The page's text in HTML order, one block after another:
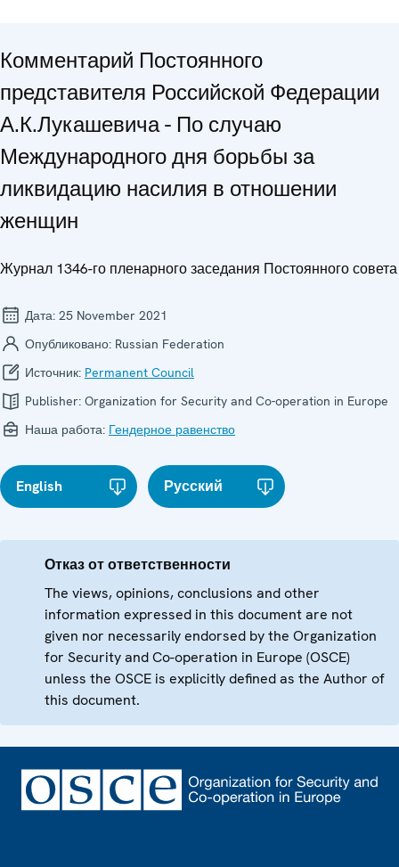
Комментарий Постоянного
представителя Российской Федерации
А.К.Лукашевича - По случаю
Международного дня борьбы за
ликвидацию насилия в отношении
женщин
Журнал 1346-го пленарного заседания Постоянного совета
Дата: 25 November 2021
Опубликовано: Russian Federation
Источник: Permanent Council
Publisher: Organization for Security and Co-operation in Europe
Наша работа: Гендерное равенство
English Русский
Отказ от ответственности
The views, opinions, conclusions and other
information expressed in this document are not
given nor necessarily endorsed by the Organization
for Security and Co-operation in Europe (OSCE)
unless the OSCE is explicitly defined as the Author of
this document.